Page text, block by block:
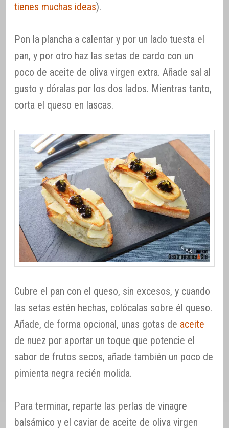
tienes muchas ideas).
Pon la plancha a calentar y por un lado tuesta el
pan, y por otro haz las setas de cardo con un
poco de aceite de oliva virgen extra. Añade sal al
gusto y dóralas por los dos lados. Mientras tanto,
corta el queso en lascas.
Cubre el pan con el queso, sin excesos, y cuando
las setas estén hechas, colócalas sobre él queso.
Añade, de forma opcional, unas gotas de aceite
de nuez por aportar un toque que potencie el
sabor de frutos secos, añade también un poco de
pimienta negra recién molida.
Para terminar, reparte las perlas de vinagre
balsámico y el caviar de aceite de oliva virgen